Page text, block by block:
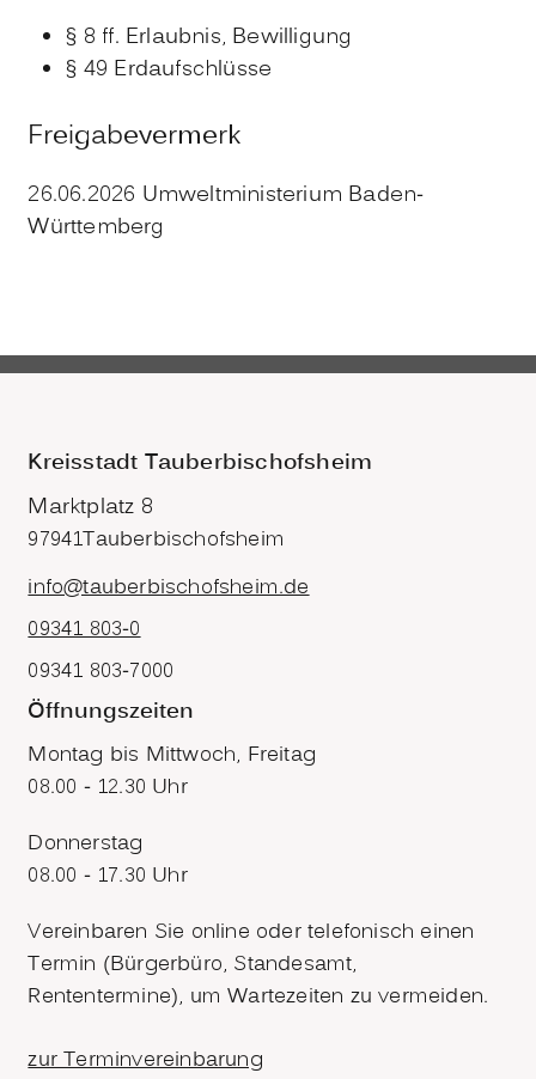
§ 8 ff. Erlaubnis, Bewilligung
§ 49 Erdaufschlüsse
Freigabevermerk
26.06.2026 Umweltministerium Baden-
Württemberg
Kreisstadt Tauberbischofsheim
Marktplatz 8
97941Tauberbischofsheim
info@tauberbischofsheim.de
09341 803-0
09341 803-7000
Öffnungszeiten
Montag bis Mittwoch, Freitag
08.00 - 12.30 Uhr
Donnerstag
08.00 - 17.30 Uhr
Vereinbaren Sie online oder telefonisch einen
Termin (Bürgerbüro, Standesamt,
Rententermine), um Wartezeiten zu vermeiden.
zur Terminvereinbarung